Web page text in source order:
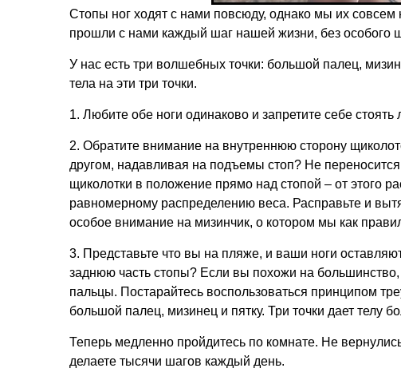
Стопы ног ходят с нами повсюду, однако мы их
прошли с нами каждый шаг нашей жизни, без особого
У нас есть три волшебных точки: большой палец,
тела на эти три точки.
1. Любите обе ноги одинаково и запретите себе
2. Обратите внимание на внутреннюю сторону
другом, надавливая на подъемы стоп? Не
щиколотки в положение прямо над стопой – от этого
равномерному распределению веса. Расправьте и
особое внимание на мизинчик, о котором мы как
3. Представьте что вы на пляже, и ваши ноги
заднюю часть стопы? Если вы похожи на большинство,
пальцы. Постарайтесь воспользоваться принципом
большой палец, мизинец и пятку. Три точки дает телу
Теперь медленно пройдитесь по комнате. Не
делаете тысячи шагов каждый день.